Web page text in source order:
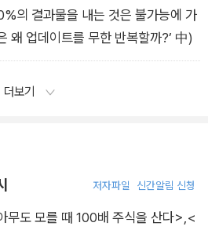
의 결과물을 내는 것은 불가능에 가
왜 업데이트를 무한 반복할까?’ 中)
더보기
저자파일 신간알림 신청
무도 모를 때 100배 주식을 산다> <